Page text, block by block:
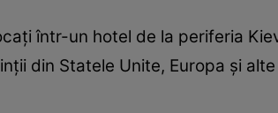
într-un hotel de la periferia
din Statele Unite, Europa şi alte